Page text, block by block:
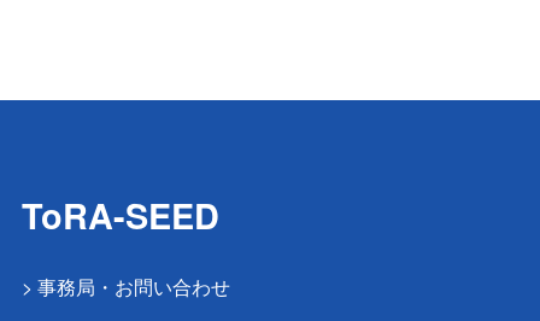
ToRA-SEED
> 事務局・お問い合わせ